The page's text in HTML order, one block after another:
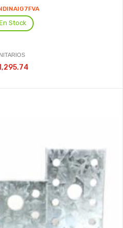
Stock